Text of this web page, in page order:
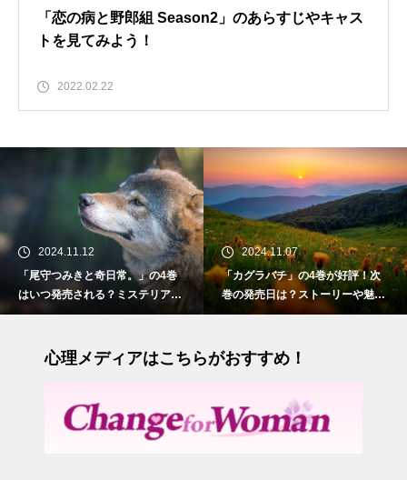
「恋の病と野郎組 Season2」のあらすじやキャス
トを見てみよう！
2022.02.22
2024.11.12
「尾守つみきと奇日常。」の4巻
はいつ発売される？ミステリアス
な人狼の少女との物語
2024.11.07
「カグラバチ」の4巻が好評！次
巻の発売日は？ストーリーや魅力
も紹介
心理メディアはこちらがおすすめ！